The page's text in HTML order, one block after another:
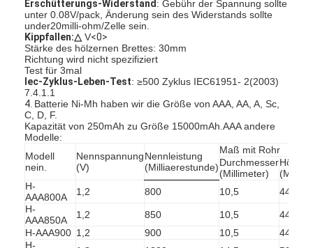
NiMH Akkus
NiCd-Akkus
LCD-Ladegerät
NiMH Akkus
NiCd-Akkus
Lithium Ion Akku-packs
Notbeleuchtungsbatterie
Erschütterungs-Widerstand : Gebühr der Spannung sollte
unter 0.08V/pack, Änderung sein des Widerstands sollte
under20milli-ohm/Zelle sein.
Kippfallen:△ V<0>
Stärke des hölzernen Brettes: 30mm
Richtung wird nicht spezifiziert
Test für 3mal
Iec-Zyklus-Leben-Test: ≥500 Zyklus IEC61951- 2(2003)
7.4.1.1
4. Batterie Ni-Mh haben wir die Größe von AAA, AA, A, Sc,
C, D, F.
Kapazität von 250mAh zu Größe 15000mAh.AAA andere
Modelle:
Modell
nein.
Nennspannung
(V)
Nennleistung
(Milliaerestunde)
Maß mit Rohr
Durchmesser
(Millimeter)
Höhe
H-
AAA800A
1,2 800 10,5
44,5
H-
AAA850A
1,2 850 10,5
44,5
H-AAA900 1,2 900 10,5
44,5
H-